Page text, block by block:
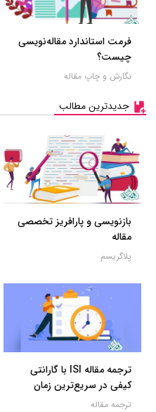
فرمت استاندارد مقاله‌نویسی
چیست؟
نگارش و چاپ مقاله
جدیدترین مطالب
بازنویسی و پارافریز تخصصی
مقاله
پلاگریسم
ترجمه مقاله ISI با گارانتی
کیفی در سریع‌ترین زمان
ترجمه مقاله